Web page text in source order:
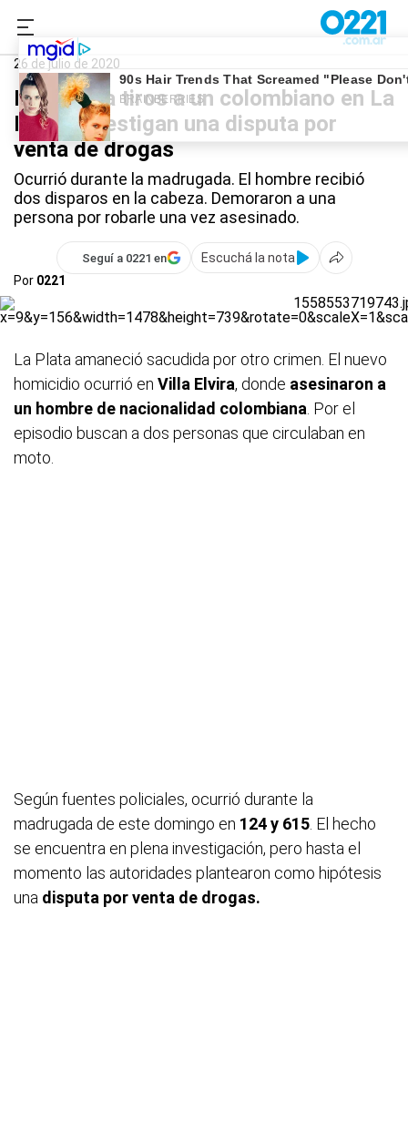
0221.com.ar
26 de julio de 2020
Mataron a tiros a un colombiano en La
Plata: investigan una disputa por
venta de drogas
Ocurrió durante la madrugada. El hombre recibió
dos disparos en la cabeza. Demoraron a una
persona por robarle una vez asesinado.
Seguí a 0221 en
Escuchá la nota
Por 0221
La Plata amaneció sacudida por otro crimen. El nuevo
homicidio ocurrió en Villa Elvira, donde asesinaron a
un hombre de nacionalidad colombiana . Por el
episodio buscan a dos personas que circulaban en
moto.
Según fuentes policiales, ocurrió durante la
madrugada de este domingo en 124 y 615 . El hecho
se encuentra en plena investigación, pero hasta el
momento las autoridades plantearon como hipótesis
una disputa por venta de drogas.